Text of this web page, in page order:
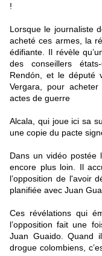
!
Lorsque le journaliste
acheté ces armes, la
édifiante. Il révèle
des conseillers
Rendón, et le député
Vergara, pour
actes de guerre
Alcala, qui joue ici sa
une copie du pacte
Dans un vidéo postée
encore plus loin. Il
l’opposition de l'avoir
planifiée avec Juan
Ces révélations qui
l’opposition fait une
Juan Guaido. Quand
drogue colombiens,